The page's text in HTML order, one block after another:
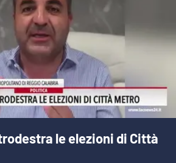
le elezioni di Città